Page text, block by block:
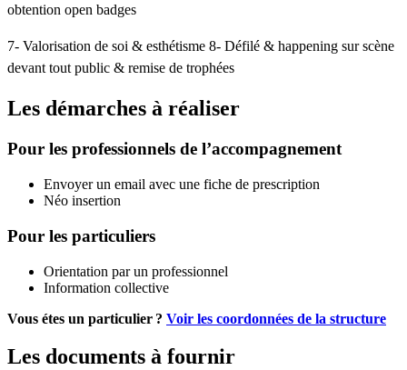
obtention open badges
7- Valorisation de soi & esthétisme 8- Défilé & happening sur scène
devant tout public & remise de trophées
Les démarches à réaliser
Pour les professionnels de l’accompagnement
Envoyer un email avec une fiche de prescription
Néo insertion
Pour les particuliers
Orientation par un professionnel
Information collective
Vous étes un particulier ? Voir les coordonnées de la structure
Les documents à fournir